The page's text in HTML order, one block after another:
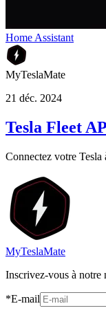
Home Assistant
MyTeslaMate
21 déc. 2024
Tesla Fleet
Connectez votre
MyTeslaMate
Inscrivez-vous à notre
*E-mail